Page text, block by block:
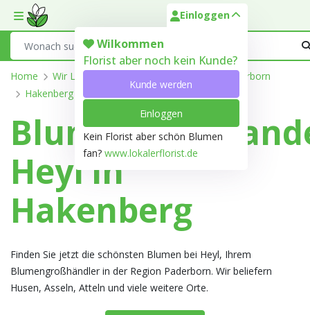
Toggle mobile menu
Einloggen
Wilkommen
Florist aber noch kein Kunde?
Kunde werden
Einloggen
Kein Florist aber schön Blumen
fan? www.lokalerflorist.de
Home Wir Liefern
Paderborn
Hakenberg
Heyl in
Hakenberg
Finden Sie jetzt die schönsten Blumen bei Heyl, Ihrem
Blumengroßhändler in der Region Paderborn. Wir beliefern
Husen, Asseln, Atteln und viele weitere Orte.